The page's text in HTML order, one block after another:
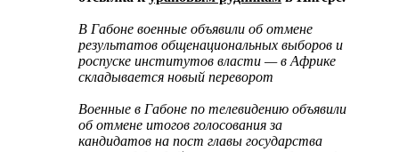
В Габоне военные объявили об отмене
результатов общенациональных выборов и
роспуске институтов власти — в Африке
складывается новый переворот
Военные в Габоне по телевидению объявили
об отмене итогов голосования за
кандидатов на пост главы государства